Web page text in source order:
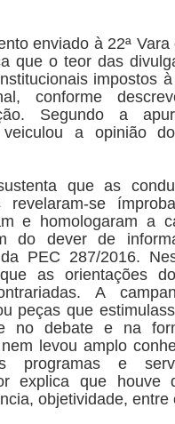
enviado à 22ª
que o teor das
impostos
conforme
Segundo a
veiculou a opinião
que as
revelaram-se
e homologaram a
do dever de
PEC 287/2016.
as orientações
A
peças que
no debate e na
levou amplo
programas e
explica que houve
objetividade, entre